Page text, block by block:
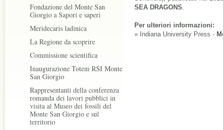
Fondazione del Monte San
Giorgio a Sapori e saperi
Meridecaris ladinica
La Regione da scoprire
Commissione scientifica
Inaugurazione Totem RSI Monte
San Giorgio
Rappresentanti della conferenza
romanda dei lavori pubblici in
visita al Museo dei fossili del
Monte San Giorgio e sul
territorio
SEA DRAGONS.
Per ulteriori informazioni:
» Indiana University Press -